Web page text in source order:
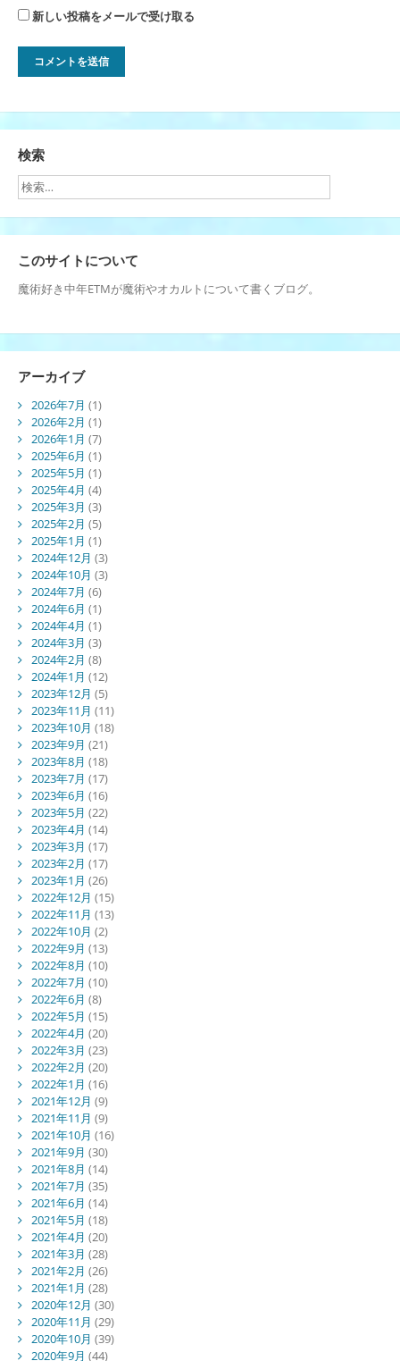
新しい投稿をメールで受け取る
検索
このサイトについて
魔術好き中年ETMが魔術やオカルトについて書くブログ。
アーカイブ
2026年7月 (1)
2026年2月 (1)
2026年1月 (7)
2025年6月 (1)
2025年5月 (1)
2025年4月 (4)
2025年3月 (3)
2025年2月 (5)
2025年1月 (1)
2024年12月 (3)
2024年10月 (3)
2024年7月 (6)
2024年6月 (1)
2024年4月 (1)
2024年3月 (3)
2024年2月 (8)
2024年1月 (12)
2023年12月 (5)
2023年11月 (11)
2023年10月 (18)
2023年9月 (21)
2023年8月 (18)
2023年7月 (17)
2023年6月 (16)
2023年5月 (22)
2023年4月 (14)
2023年3月 (17)
2023年2月 (17)
2023年1月 (26)
2022年12月 (15)
2022年11月 (13)
2022年10月 (2)
2022年9月 (13)
2022年8月 (10)
2022年7月 (10)
2022年6月 (8)
2022年5月 (15)
2022年4月 (20)
2022年3月 (23)
2022年2月 (20)
2022年1月 (16)
2021年12月 (9)
2021年11月 (9)
2021年10月 (16)
2021年9月 (30)
2021年8月 (14)
2021年7月 (35)
2021年6月 (14)
2021年5月 (18)
2021年4月 (20)
2021年3月 (28)
2021年2月 (26)
2021年1月 (28)
2020年12月 (30)
2020年11月 (29)
2020年10月 (39)
2020年9月 (44)